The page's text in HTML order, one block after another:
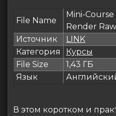
File Name
Mini-
Render Raw
Источник
LINK
Категория
Курсы
File Size
1,43 ГБ
Язык
В этом коротком и